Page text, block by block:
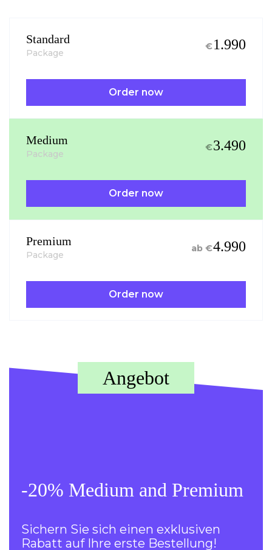
Standard
Package
€1.990
Order now
Medium
Package
€3.490
Order now
Premium
Package
ab €4.990
Order now
Angebot
-20% Medium and Premium
Sichern Sie sich einen exklusiven
Rabatt auf Ihre erste Bestellung!